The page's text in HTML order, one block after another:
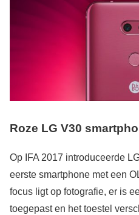
Roze LG V30
Op IFA 2017 introduceerde
eerste smartphone met een
focus ligt op fotografie, er is
toegepast en het toestel